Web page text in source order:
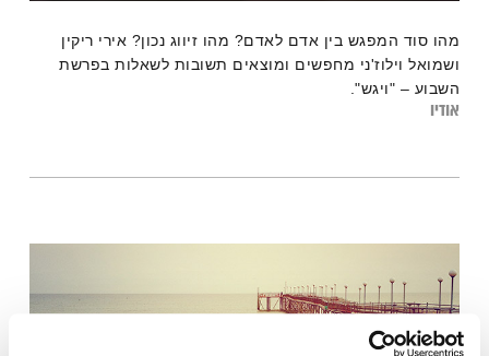
מהו סוד המפגש בין אדם לאדם? מהו זיווג נכון? אירי ריקין
ושמואל וילוז'ני מחפשים ומוצאים תשובות לשאלות בפרשת
השבוע – "ויגש".
אודיו